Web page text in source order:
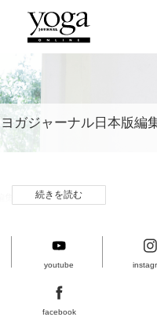
ヨガジャーナル日本版編
続きを読む
youtube
facebook